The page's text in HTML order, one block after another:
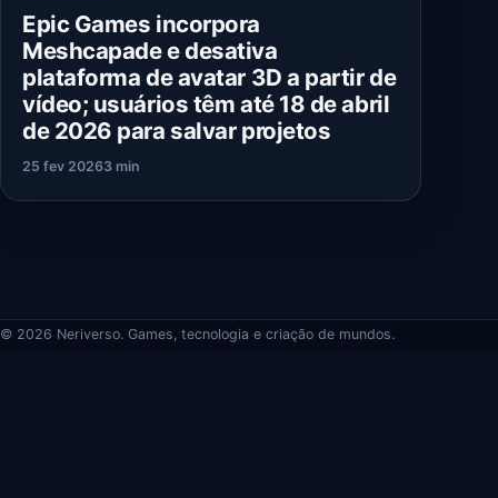
Epic Games incorpora
Meshcapade e desativa
plataforma de avatar 3D a partir de
vídeo; usuários têm até 18 de abril
de 2026 para salvar projetos
25 fev 20263 min
© 2026 Neriverso. Games, tecnologia e criação de mundos.